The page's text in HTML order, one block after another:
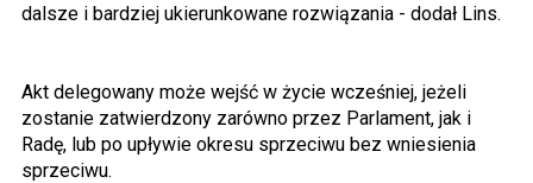
dalsze i bardziej ukierunkowane rozwiązania - dodał Lins.
Akt delegowany może wejść w życie wcześniej, jeżeli
zostanie zatwierdzony zarówno przez Parlament, jak i
Radę, lub po upływie okresu sprzeciwu bez wniesienia
sprzeciwu.